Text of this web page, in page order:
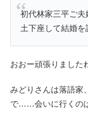
初代林家三平ご夫
土下座して結婚を
おおー頑張りました
みどりさんは落語家
で……会いに行くの